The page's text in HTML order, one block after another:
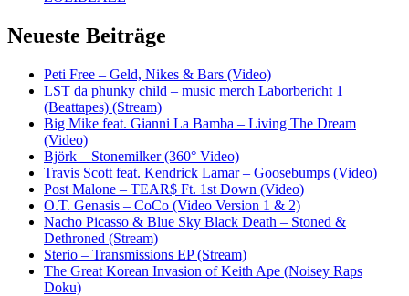
Neueste Beiträge
Peti Free – Geld, Nikes & Bars (Video)
LST da phunky child – music merch Laborbericht 1
(Beattapes) (Stream)
Big Mike feat. Gianni La Bamba – Living The Dream
(Video)
Björk – Stonemilker (360° Video)
Travis Scott feat. Kendrick Lamar – Goosebumps (Video)
Post Malone – TEAR$ Ft. 1st Down (Video)
O.T. Genasis – CoCo (Video Version 1 & 2)
Nacho Picasso & Blue Sky Black Death – Stoned &
Dethroned (Stream)
Sterio – Transmissions EP (Stream)
The Great Korean Invasion of Keith Ape (Noisey Raps
Doku)